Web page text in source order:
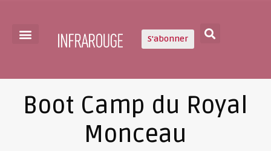
S'abonner
Boot Camp du Royal
Monceau